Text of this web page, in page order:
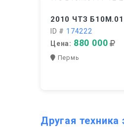
2010 ЧТЗ
ID # 174222
Цена: 880 000
Пермь
Другая техника